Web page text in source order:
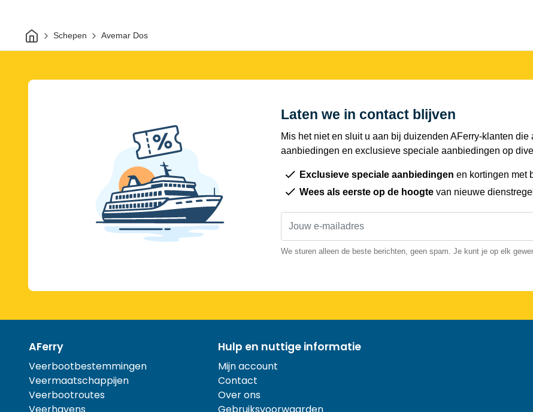
ThuisSchepen Avemar Dos
Laten we in contact blijven
Mis het niet en sluit u aan bij duizenden AFerry-klanten
aanbiedingen en exclusieve speciale aanbiedingen op
Exclusieve speciale aanbiedingen en kortingen met
Wees als eerste op de hoogte van nieuwe
We sturen alleen de beste berichten, geen spam. Je kunt je op elk
AFerry
Veerbootbestemmingen
Veermaatschappijen
Veerbootroutes
Veerhavens
Hulp en nuttige informatie
Mijn account
Contact
Over ons
Gebruiksvoorwaarden